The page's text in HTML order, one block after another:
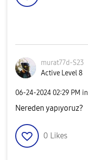
murat77d-S23
Active Level 8
‎06-24-2024 02:29 PM in
Nereden yapıyoruz?
0 Likes